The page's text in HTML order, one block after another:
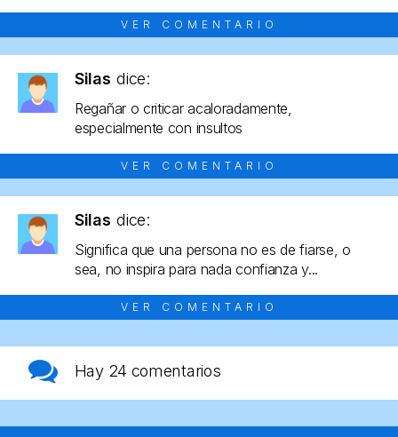
VER COMENTARIO
Silas dice:
Regañar o criticar acaloradamente,
especialmente con insultos
VER COMENTARIO
Silas dice:
Significa que una persona no es de fiarse, o
sea, no inspira para nada confianza y...
VER COMENTARIO
Hay 24 comentarios